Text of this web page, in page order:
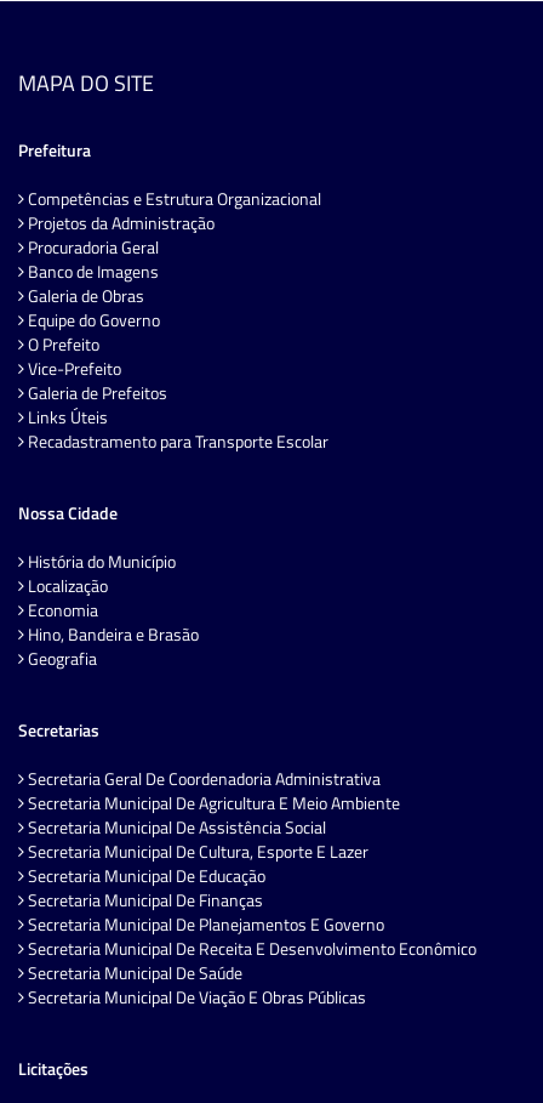
MAPA DO SITE
Prefeitura
Competências e Estrutura Organizacional
Projetos da Administração
Procuradoria Geral
Banco de Imagens
Galeria de Obras
Equipe do Governo
O Prefeito
Vice-Prefeito
Galeria de Prefeitos
Links Úteis
Recadastramento para Transporte Escolar
Nossa Cidade
História do Município
Localização
Economia
Hino, Bandeira e Brasão
Geografia
Secretarias
Secretaria Geral De Coordenadoria Administrativa
Secretaria Municipal De Agricultura E Meio Ambiente
Secretaria Municipal De Assistência Social
Secretaria Municipal De Cultura, Esporte E Lazer
Secretaria Municipal De Educação
Secretaria Municipal De Finanças
Secretaria Municipal De Planejamentos E Governo
Secretaria Municipal De Receita E Desenvolvimento Econômico
Secretaria Municipal De Saúde
Secretaria Municipal De Viação E Obras Públicas
Licitações